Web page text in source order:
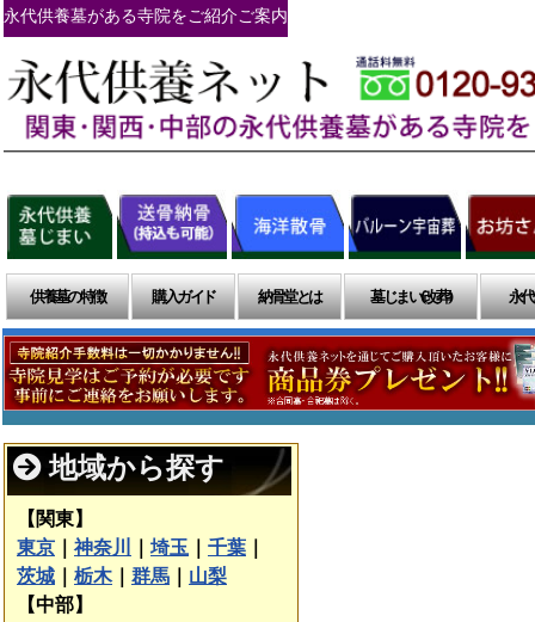
永代供養墓がある寺院をご紹介ご案内
供養墓の特徴 購入ガイド 納骨堂とは 墓じまい(改葬) 永
地域から探す
【関東】
東京
神奈川 埼玉 千葉
茨城
栃木｜ 群馬
山梨
【中部】